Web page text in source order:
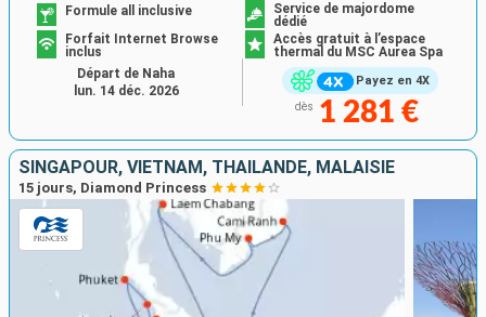
Payez en 4X
Formule all inclusive
Service de majordome
dédié
Forfait Internet Browse
inclus
Accès gratuit à l’espace
thermal du MSC Aurea Spa
dès 1 281 €
Départ de Naha
lun. 14 déc. 2026
SINGAPOUR, VIETNAM, THAÏLANDE, MALAISIE
15 jours, Diamond Princess